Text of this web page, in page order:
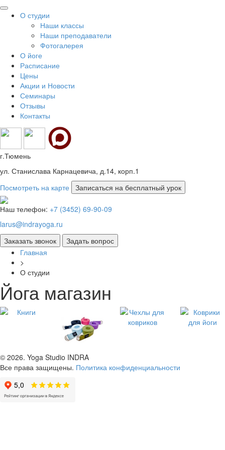
О студии
Наши классы
Наши преподаватели
Фотогалерея
О йоге
Расписание
Цены
Акции и Новости
Семинары
Отзывы
Контакты
г.Тюмень
ул. Станислава Карнацевича, д.14, корп.1
Посмотреть на карте
Наш телефон: +7 (3452) 69-90-09
larus@indrayoga.ru
Главная
>
О студии
Йога магазин
© 2026. Yoga Studio INDRA
Все права защищены. Политика конфиденциальности